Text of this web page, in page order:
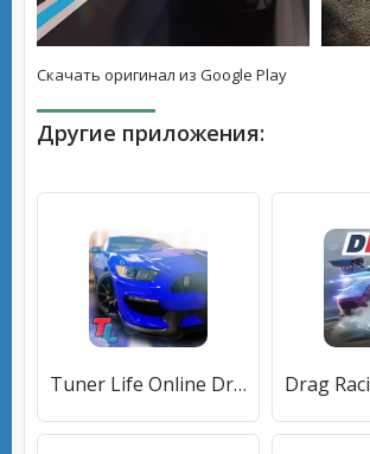
Скачать оригинал из Google Play
Другие приложения:
Tuner Life Online Drag Racing (Тюнер Лайф) [МОД Все открыто] APK Android